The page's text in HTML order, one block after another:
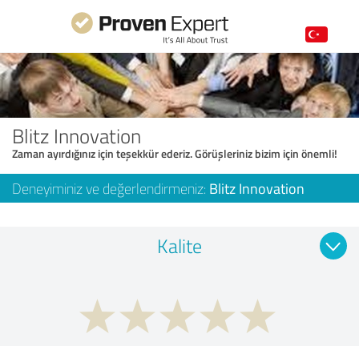
Blitz Innovation
Zaman ayırdığınız için teşekkür ederiz. Görüşleriniz bizim için önemli!
Deneyiminiz ve değerlendirmeniz: Blitz Innovation
Kalite